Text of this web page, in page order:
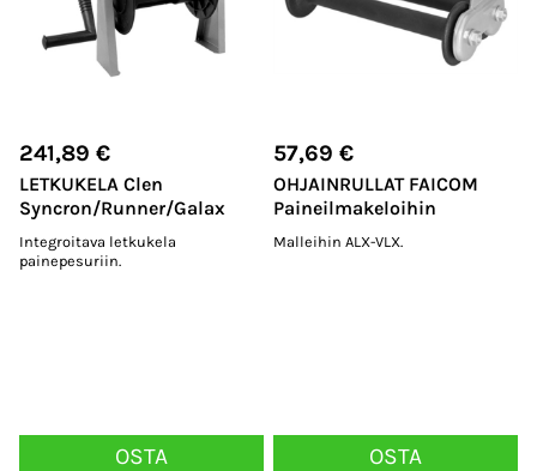
241,89 €
LETKUKELA Clen
Syncron/Runner/Galax
Integroitava letkukela
painepesuriin.
OSTA
57,69 €
OHJAINRULLAT FAICOM
Paineilmakeloihin
Malleihin ALX-VLX.
OSTA